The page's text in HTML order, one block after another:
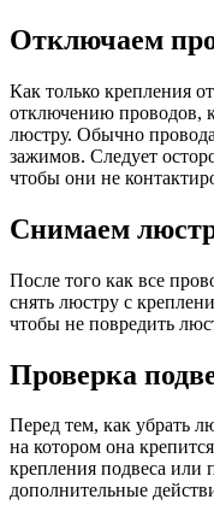
Отключаем
Как только крепления
отключению проводов,
люстру. Обычно
зажимов. Следует
чтобы они не
Снимаем
После того как все
снять люстру с
чтобы не повредить
Проверка
Перед тем, как убрать
на котором она
крепления подвеса или
дополнительные